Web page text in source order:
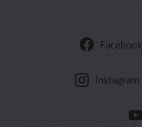
Facebook
Instagram